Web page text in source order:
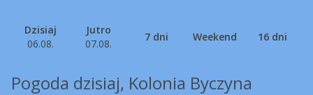
Dzisiaj
06.08.
Jutro
07.08.
7 dni Weekend 16 dni
Pogoda dzisiaj, Kolonia Byczyna